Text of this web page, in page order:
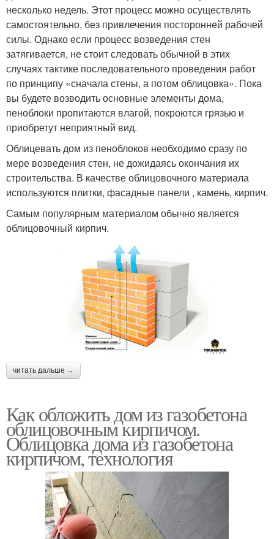
несколько недель. Этот процесс можно осуществлять
самостоятельно, без привлечения посторонней рабочей
силы. Однако если процесс возведения стен
затягивается, не стоит следовать обычной в этих
случаях тактике последовательного проведения работ
по принципу «сначала стены, а потом облицовка». Пока
вы будете возводить основные элементы дома,
пеноблоки пропитаются влагой, покроются грязью и
приобретут неприятный вид.
Облицевать дом из пеноблоков необходимо сразу по
мере возведения стен, не дожидаясь окончания их
строительства. В качестве облицовочного материала
используются плитки, фасадные панели , камень, кирпич.
Самым популярным материалом обычно является
облицовочный кирпич.
читать дальше →
Как обложить дом из газобетона
облицовочным кирпичом.
Облицовка дома из газобетона
кирпичом, технология